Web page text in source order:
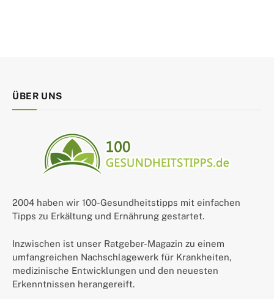
ÜBER UNS
2004 haben wir 100-Gesundheitstipps mit einfachen
Tipps zu Erkältung und Ernährung gestartet.
Inzwischen ist unser Ratgeber-Magazin zu einem
umfangreichen Nachschlagewerk für Krankheiten,
medizinische Entwicklungen und den neuesten
Erkenntnissen herangereift.